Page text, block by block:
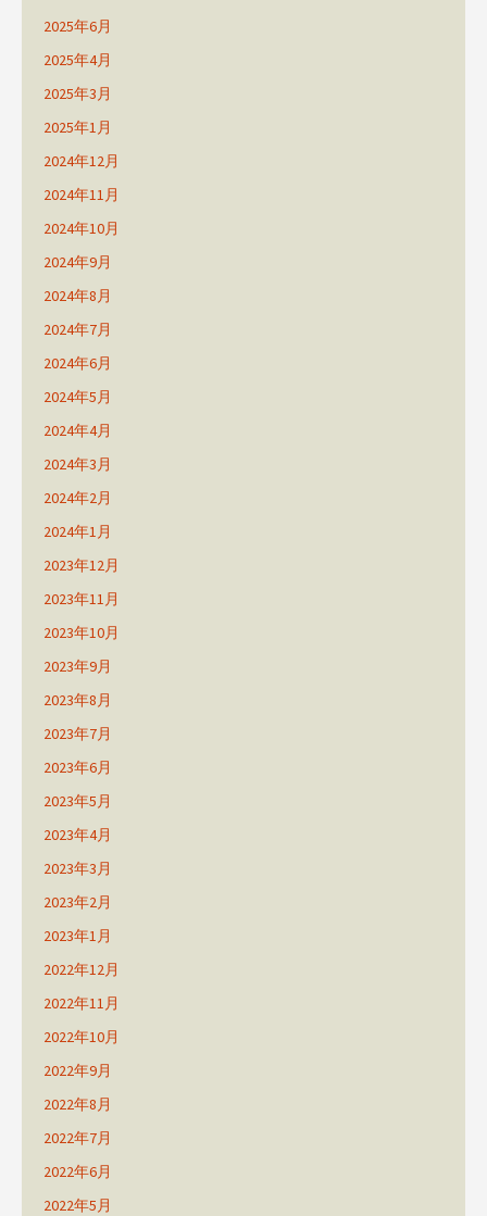
2025年6月
2025年4月
2025年3月
2025年1月
2024年12月
2024年11月
2024年10月
2024年9月
2024年8月
2024年7月
2024年6月
2024年5月
2024年4月
2024年3月
2024年2月
2024年1月
2023年12月
2023年11月
2023年10月
2023年9月
2023年8月
2023年7月
2023年6月
2023年5月
2023年4月
2023年3月
2023年2月
2023年1月
2022年12月
2022年11月
2022年10月
2022年9月
2022年8月
2022年7月
2022年6月
2022年5月